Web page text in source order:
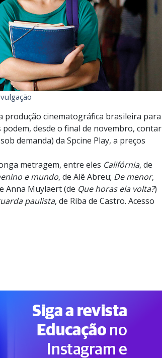
produção cinematográfica brasileira para
desde o final de novembro, contar
demanda) da Spcine Play, a preços
metragem, entre eles Califórnia, de
e mundo, de Alê Abreu; De menor,
Anna Muylaert (de Que horas ela volta?)
paulista, de Riba de Castro. Acesso